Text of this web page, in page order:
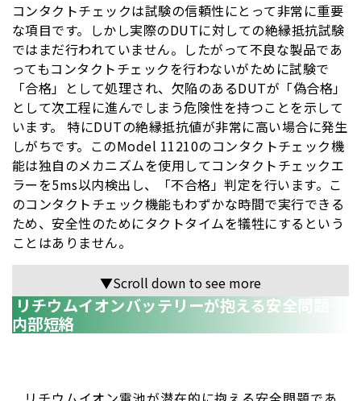
コンタクトチェックは試験の信頼性にとって非常に重要
な項目です。しかし実際のDUTに対しての絶縁抵抗試験
ではまだ行われていません。したがって不良な製品であ
ってもコンタクトチェックを行わないがために試験で
「合格」として処理され、欠陥のあるDUTが「偽合格」
として次工程に進んでしまう危険性を持つことを示して
います。 特にDUTの絶縁抵抗値が非常に高い場合に発生
しがちです。このModel 11210のコンタクトチェック機
能は独自のメカニズムを使用してコンタクトチェックエ
ラーを5ms以内検出し、「不合格」判定を行います。こ
のコンタクトチェック機能もわずかな時間で実行できる
ため、安全性のためにタクトタイムを犠牲にするという
ことはありません。
▼Scroll down to see more
リチウムイオンバッテリーが抱える安全問題―
内部短絡